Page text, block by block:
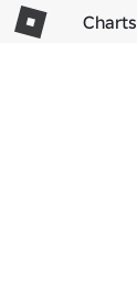
Charts